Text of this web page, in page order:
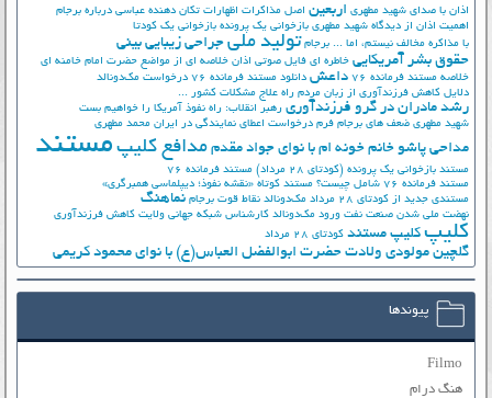
اذان با صدای شهید مطهری اربعین اصل مذاکرات اظهارات تکان دهنده عباسی درباره برجام
اهمیت اذان از دیدگاه شهید مطهری بازخوانی یک پرونده بازخوانی یک کودتا
با مذاکره مخالف نیستم، اما ... برجام تولید ملی جراحی زیبایی بینی
حقوق بشر آمریکایی خاطره ای فایل صوتی اذان خلاصه ای از مواضع حضرت امام خامنه ای
خلاصه مستند فرمانده 76
داعش دانلود مستند فرمانده 76
درخواست مک‌دونالد
دلایل کاهش فرزندآوری از زبان مردم راه علاج مشکلات کشور ...
رشد مادران در گرو فرزندآوری رهبر انقلاب: راه نفوذ آمریکا را خواهیم بست
شهید مطهری ضعف های برجام فرم درخواست اعطای نمایندگی در ایران محمد مطهری
مداحی پاشو خانم خونه ام با نوای جواد مقدم مدافع کلیپ مستند
مستند بازخوانی یک پرونده (کودتای 28 مرداد)
مستند فرمانده 76
مستند فرمانده 76 شامل چیست؟
مستند کوتاه «نقشه نفوذ؛ دیپلماسی همبرگری»
مستندی جدید از کودتای 28 مرداد
مک‌دونالد نقاط قوت برجام نماهنگ
نهضت ملي شدن صنعت نفت ورود مک‌دونالد کارشناس شبکه جهانی ولایت کاهش فرزندآوری
کلیپ کلیپ مستند کودتای 28 مرداد
گلچین مولودی ولادت حضرت ابوالفضل العباس(ع) با نوای محمود کریمی
پیوندها
Filmo
هنگ درام